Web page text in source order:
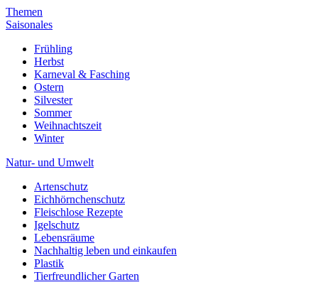
Themen
Saisonales
Frühling
Herbst
Karneval & Fasching
Ostern
Silvester
Sommer
Weihnachtszeit
Winter
Natur- und Umwelt
Artenschutz
Eichhörnchenschutz
Fleischlose Rezepte
Igelschutz
Lebensräume
Nachhaltig leben und einkaufen
Plastik
Tierfreundlicher Garten